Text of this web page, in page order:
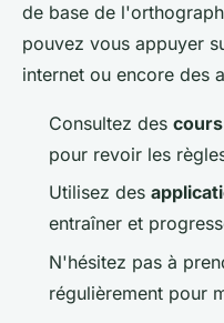
de base de
pouvez vous appuyer
internet ou encore des
Consultez des cours
pour revoir les
Utilisez des
entraîner et
N'hésitez pas à
régulièrement pour